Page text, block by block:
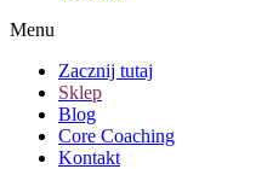
Menu
Zacznij tutaj
Sklep
Blog
Core Coaching
Kontakt